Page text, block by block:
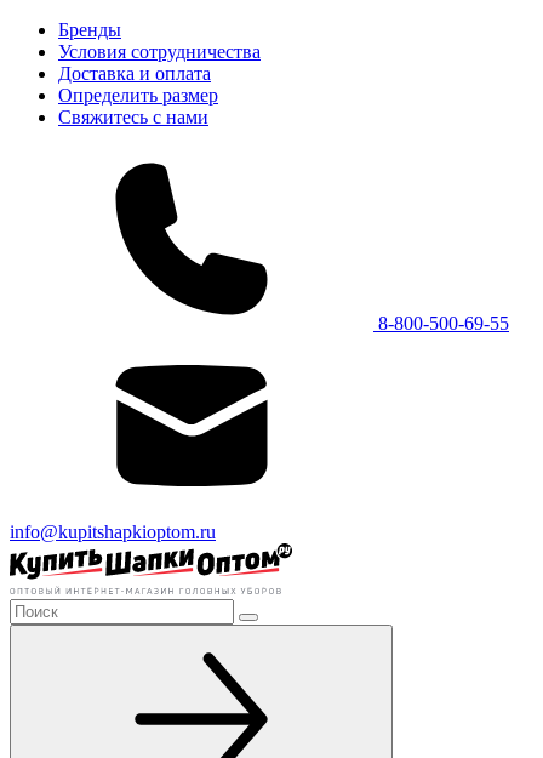
Бренды
Условия сотрудничества
Доставка и оплата
Определить размер
Свяжитесь с нами
8-800-500-69-55
info@kupitshapkioptom.ru